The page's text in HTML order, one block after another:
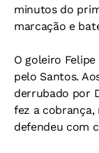
minutos do
marcação e
O goleiro
pelo Santos.
derrubado por
fez a cobrança,
defendeu com